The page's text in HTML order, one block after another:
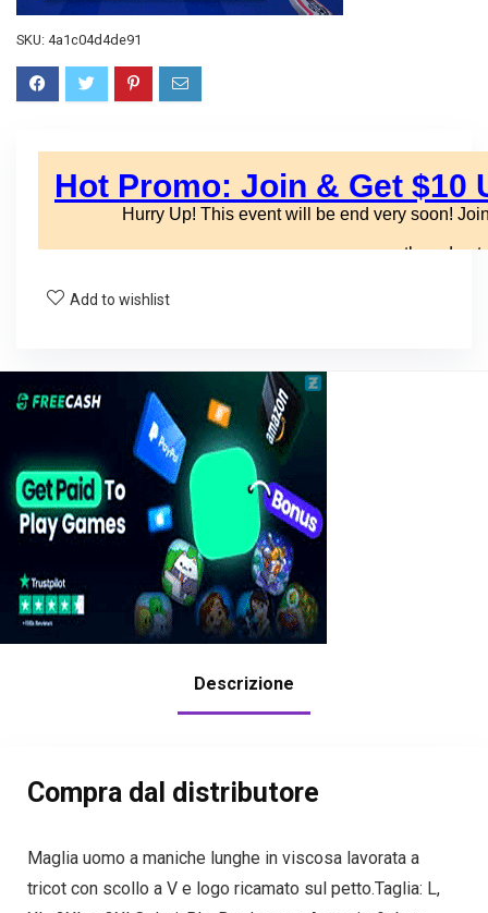
SKU: 4a1c04d4de91
Add to wishlist
Descrizione
Compra dal distributore
Maglia uomo a maniche lunghe in viscosa lavorata a
tricot con scollo a V e logo ricamato sul petto.Taglia: L,